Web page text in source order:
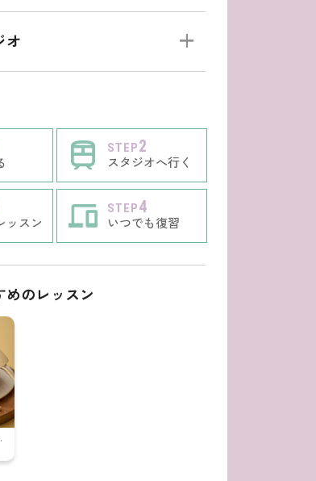
オ
ス
北千住マルイ
杉
ドーム前
イオンモール大高
プライムツリー赤池
和
田
ジ
STEP2
スタジオへ行く
ッスン
STEP4
いつでも復習
めのレッスン
ーキ